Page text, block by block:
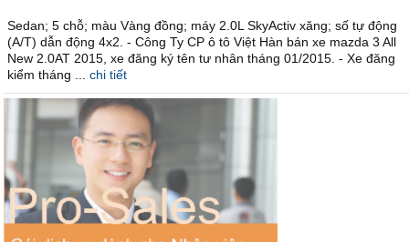
Sedan; 5 chỗ; màu Vàng đồng; máy 2.0L SkyActiv xăng; số tự động
(A/T) dẫn động 4x2. - Công Ty CP ô tô Việt Hàn bán xe mazda 3 All
New 2.0AT 2015, xe đăng ký tên tư nhân tháng 01/2015. - Xe đăng
kiểm tháng ...
chi tiết